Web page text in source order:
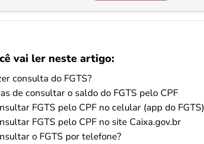
vai ler neste artigo:
consulta do FGTS?
de consultar o saldo do FGTS pelo CPF
FGTS pelo CPF no celular (app do FGTS)
FGTS pelo CPF no site Caixa.gov.br
o FGTS por telefone?